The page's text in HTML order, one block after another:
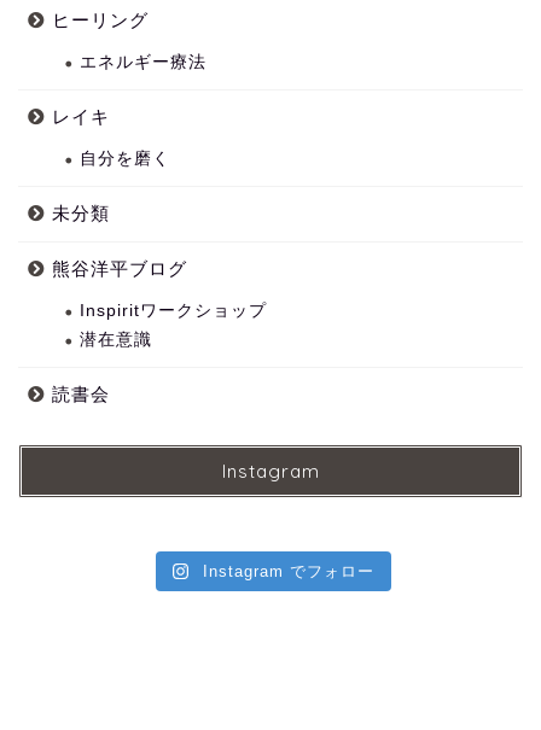
ヒーリング
エネルギー療法
レイキ
自分を磨く
未分類
熊谷洋平ブログ
Inspiritワークショップ
潜在意識
読書会
Instagram
Instagram でフォロー